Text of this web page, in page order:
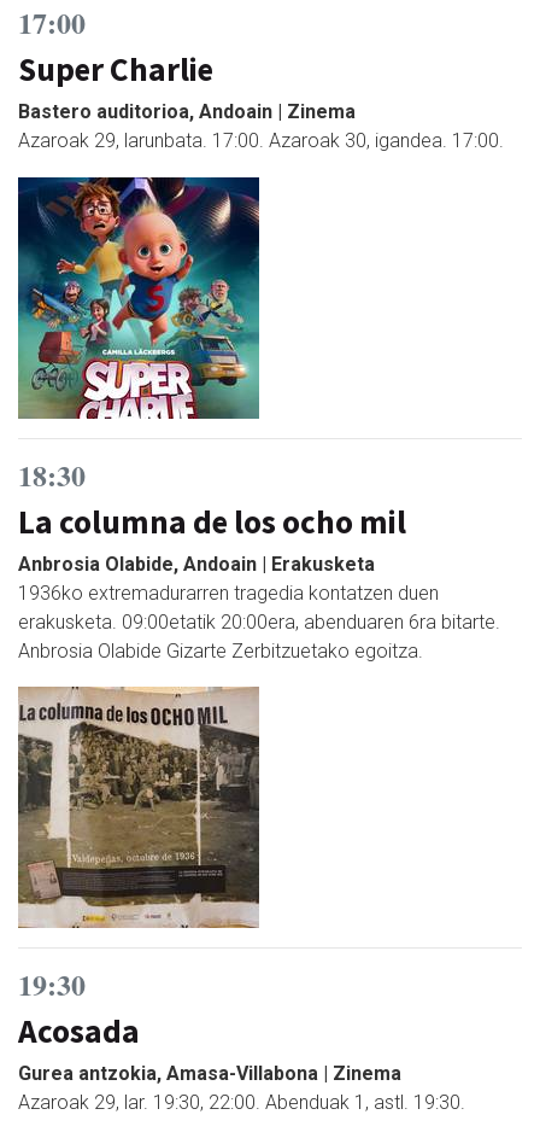
17:00
Super Charlie
Bastero auditorioa, Andoain | Zinema
Azaroak 29, larunbata. 17:00. Azaroak 30, igandea. 17:00.
18:30
La columna de los ocho mil
Anbrosia Olabide, Andoain | Erakusketa
1936ko extremadurarren tragedia kontatzen duen
erakusketa. 09:00etatik 20:00era, abenduaren 6ra bitarte.
Anbrosia Olabide Gizarte Zerbitzuetako egoitza.
19:30
Acosada
Gurea antzokia, Amasa-Villabona | Zinema
Azaroak 29, lar. 19:30, 22:00. Abenduak 1, astl. 19:30.